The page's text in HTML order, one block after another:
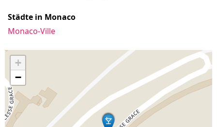
Städte in Monaco
Monaco-Ville
+
−